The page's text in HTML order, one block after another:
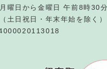
月曜日から金曜日 午前8時30
（土日祝日・年末年始を除く）